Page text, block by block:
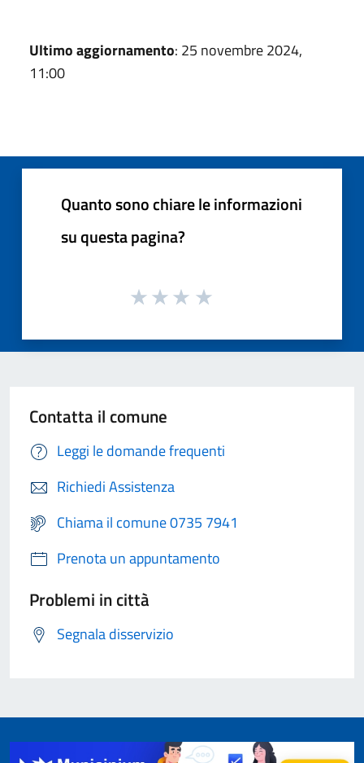
Ultimo aggiornamento: 25 novembre 2024,
11:00
Quanto sono chiare le informazioni
su questa pagina?
Contatta il comune
Leggi le domande frequenti
Richiedi Assistenza
Chiama il comune 0735 7941
Prenota un appuntamento
Problemi in città
Segnala disservizio